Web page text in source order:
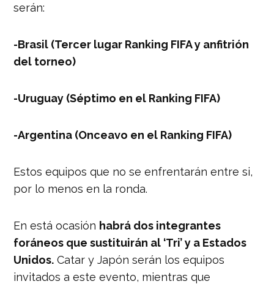
serán:
-Brasil (Tercer lugar Ranking FIFA y anfitrión
del torneo)
-Uruguay (Séptimo en el Ranking FIFA)
-Argentina (Onceavo en el Ranking FIFA)
Estos equipos que no se enfrentarán entre si,
por lo menos en la ronda.
En está ocasión habrá dos integrantes
foráneos que sustituirán al ‘Tri’ y a Estados
Unidos. Catar y Japón serán los equipos
invitados a este evento, mientras que